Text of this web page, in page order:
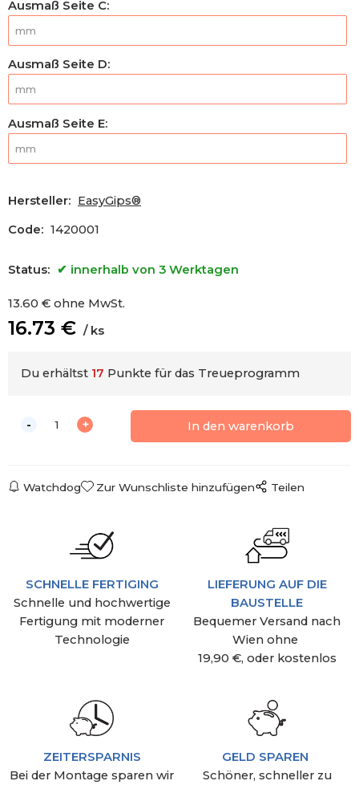
Ausmaß Seite C:
Ausmaß Seite D:
Ausmaß Seite E:
Hersteller: EasyGips®
Code: 1420001
Status: innerhalb von 3 Werktagen
13.60 € ohne MwSt.
16.73 € ks
Du erhältst 17 Punkte für das Treueprogramm
Watchdog Zur Wunschliste hinzufügen Teilen
SCHNELLE FERTIGING
Schnelle und hochwertige
Fertigung mit moderner
Technologie
LIEFERUNG AUF DIE
BAUSTELLE
Bequemer Versand nach
Wien ohne
19,90 €, oder kostenlos
ZEITERSPARNIS
Bei der Montage sparen wir
GELD SPAREN
Schöner, schneller zu